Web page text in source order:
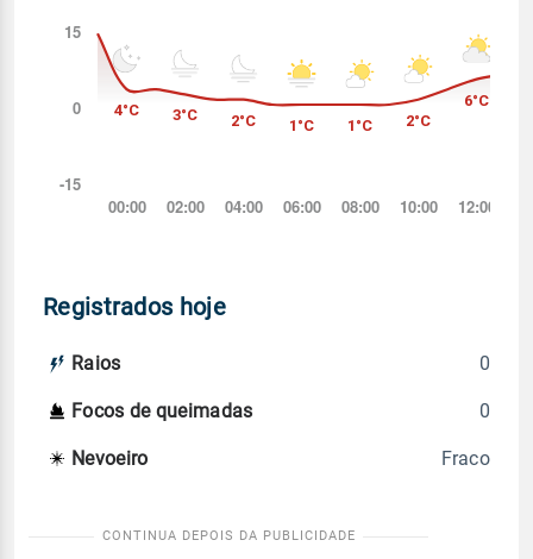
Registrados hoje
Raios 0
Focos de queimadas 0
Nevoeiro Fraco